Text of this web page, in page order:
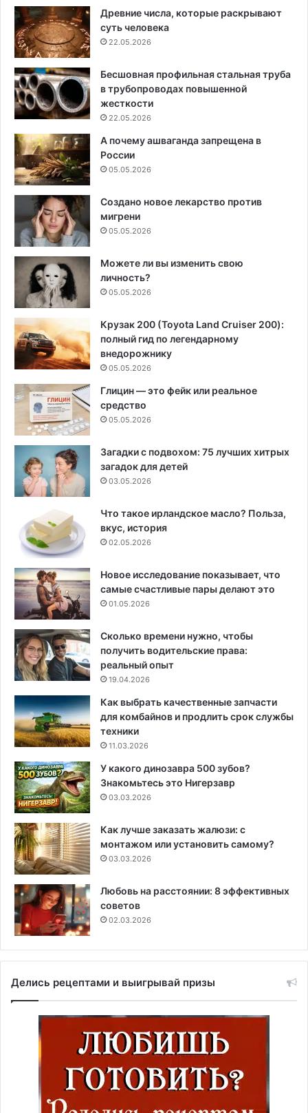
Древние числа, которые раскрывают
суть человека
22.05.2026
Бесшовная профильная стальная труба
в трубопроводах повышенной
жесткости
22.05.2026
А почему ашваганда запрещена в
России
05.05.2026
Создано новое лекарство против
мигрени
05.05.2026
Можете ли вы изменить свою
личность?
05.05.2026
Крузак 200 (Toyota Land Cruiser 200):
полный гид по легендарному
внедорожнику
05.05.2026
Глицин — это фейк или реальное
средство
05.05.2026
Загадки с подвохом: 75 лучших хитрых
загадок для детей
03.05.2026
Что такое ирландское масло? Польза,
вкус, история
02.05.2026
Новое исследование показывает, что
самые счастливые пары делают это
01.05.2026
Сколько времени нужно, чтобы
получить водительские права:
реальный опыт
19.04.2026
Как выбрать качественные запчасти
для комбайнов и продлить срок службы
техники
11.03.2026
У какого динозавра 500 зубов?
Знакомьтесь это Нигерзавр
03.03.2026
Как лучше заказать жалюзи: с
монтажом или установить самому?
03.03.2026
Любовь на расстоянии: 8 эффективных
советов
02.03.2026
Делись рецептами и выигрывай призы